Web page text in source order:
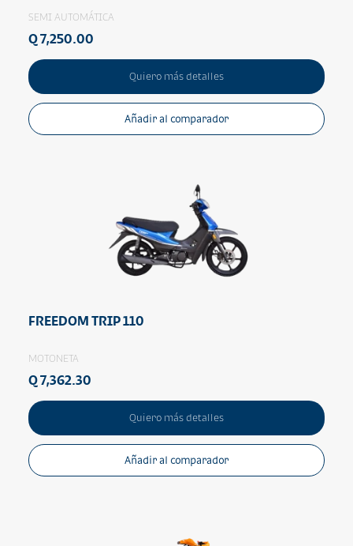
SEMI AUTOMÁTICA
Q 7,250.00
Quiero más detalles
Añadir al comparador
FREEDOM TRIP 110
MOTONETA
Q 7,362.30
Quiero más detalles
Añadir al comparador